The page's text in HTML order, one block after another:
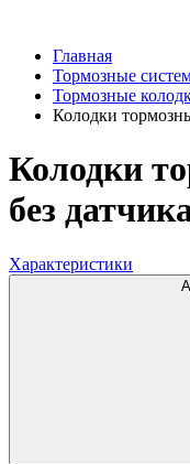
Главная
Тормозные
Тормозные
Колодки
Колодки
без
Характеристики